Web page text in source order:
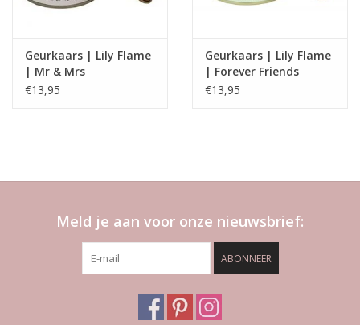
Geurkaars | Lily Flame
| Mr & Mrs
€13,95
Geurkaars | Lily Flame
| Forever Friends
€13,95
Meld je aan voor onze nieuwsbrief:
ABONNEER